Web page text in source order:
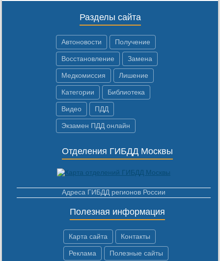
Разделы сайта
Автоновости Получение
Восстановление Замена
Медкомиссия Лишение
Категории Библиотека
Видео ПДД
Экзамен ПДД онлайн
Отделения ГИБДД Москвы
Адреса ГИБДД регионов России
Полезная информация
Карта сайта Контакты
Реклама Полезные сайты